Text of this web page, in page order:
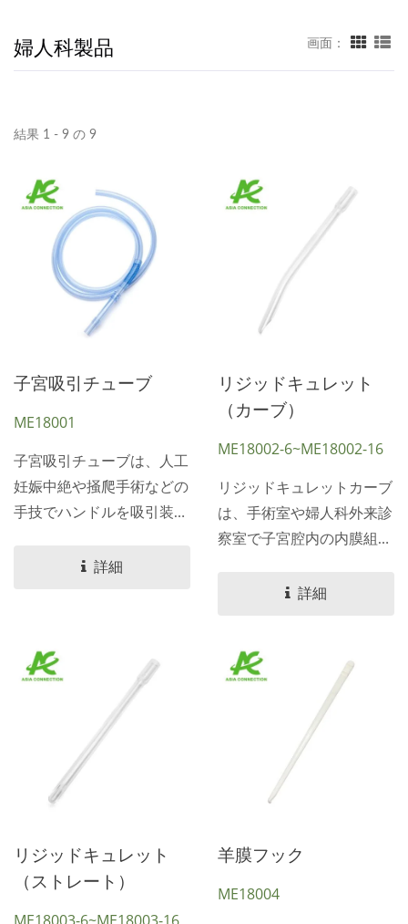
婦人科製品 画面：
結果 1 - 9 の 9
子宮吸引チューブ
ME18001
子宮吸引チューブは、人工
妊娠中絶や掻爬手術などの
手技でハンドルを吸引装置
るクラスIIaの侵襲的な滅菌
体排出および組織伝送のた
めの安全な経路を提供しま
詳細
リジッドキュレット
（カーブ）
ME18002-6~ME18002-16
リジッドキュレットカーブ
は、手術室や婦人科外来診
察室で子宮腔内の内膜組織
ングしたり、除去したりす
です。...
詳細
リジッドキュレット
（ストレート）
羊膜フック
ME18004